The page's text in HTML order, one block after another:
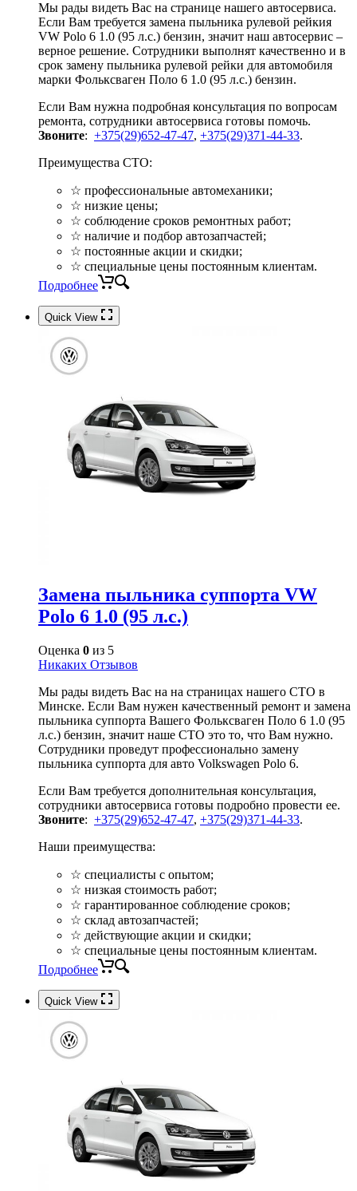
Мы рады видеть Вас на странице нашего автосервиса.
Если Вам требуется замена пыльника рулевой рейкия
VW Polo 6 1.0 (95 л.с.) бензин, значит наш автосервис –
верное решение. Сотрудники выполнят качественно и в
срок замену пыльника рулевой рейки для автомобиля
марки Фольксваген Поло 6 1.0 (95 л.с.) бензин.
Если Вам нужна подробная консультация по вопросам
ремонта, сотрудники автосервиса готовы помочь.
Звоните: +375(29)652-47-47, +375(29)371-44-33.
Преимущества СТО:
☆ профессиональные автомеханики;
☆ низкие цены;
☆ соблюдение сроков ремонтных работ;
☆ наличие и подбор автозапчастей;
☆ постоянные акции и скидки;
☆ специальные цены постоянным клиентам.
Подробнее
Quick View
Замена пыльника суппорта VW
Polo 6 1.0 (95 л.с.)
Оценка 0 из 5
Никаких Отзывов
Мы рады видеть Вас на на страницах нашего СТО в
Минске. Если Вам нужен качественный ремонт и замена
пыльника суппорта Вашего Фольксваген Поло 6 1.0 (95
л.с.) бензин, значит наше СТО это то, что Вам нужно.
Сотрудники проведут профессионально замену
пыльника суппорта для авто Volkswagen Polo 6.
Если Вам требуется дополнительная консультация,
сотрудники автосервиса готовы подробно провести ее.
Звоните: +375(29)652-47-47, +375(29)371-44-33.
Наши преимущества:
☆ специалисты с опытом;
☆ низкая стоимость работ;
☆ гарантированное соблюдение сроков;
☆ склад автозапчастей;
☆ действующие акции и скидки;
☆ специальные цены постоянным клиентам.
Подробнее
Quick View